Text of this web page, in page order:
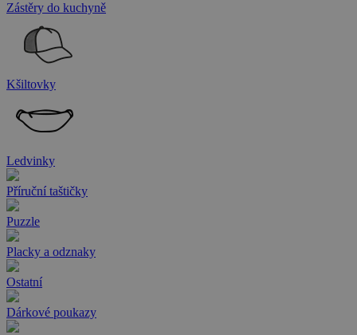
Zástěry do kuchyně
Kšiltovky
Ledvinky
Příruční taštičky
Puzzle
Placky a odznaky
Ostatní
Dárkové poukazy